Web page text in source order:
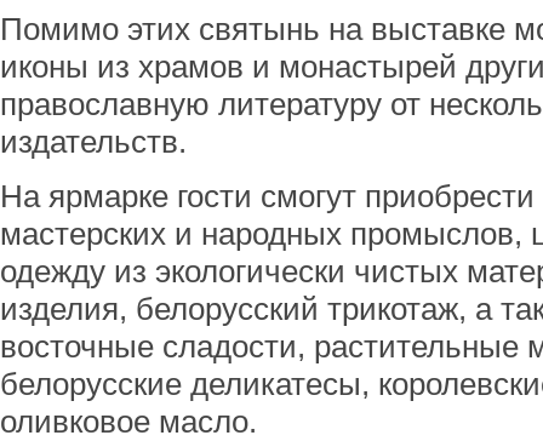
Помимо этих святынь на выставке
иконы из храмов и монастырей
православную литературу от
издательств.
На ярмарке гости смогут
мастерских и народных промыслов,
одежду из экологически чистых
изделия, белорусский трикотаж, а
восточные сладости, растительные
белорусские деликатесы,
оливковое масло.